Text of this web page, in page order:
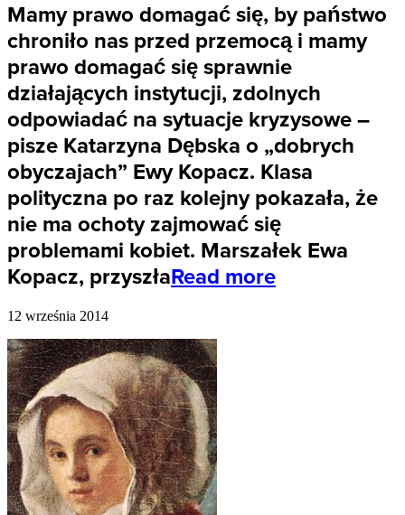
Mamy prawo domagać się, by państwo
chroniło nas przed przemocą i mamy
prawo domagać się sprawnie
działających instytucji, zdolnych
odpowiadać na sytuacje kryzysowe –
pisze Katarzyna Dębska o „dobrych
obyczajach” Ewy Kopacz. Klasa
polityczna po raz kolejny pokazała, że
nie ma ochoty zajmować się
problemami kobiet. Marszałek Ewa
Kopacz, przyszłaRead more
12 września 2014